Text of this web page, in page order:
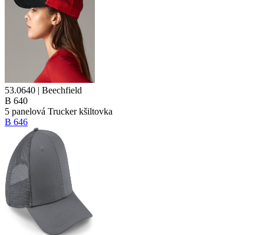
53.0640 | Beechfield
B 640
5 panelová Trucker kšiltovka
B 646